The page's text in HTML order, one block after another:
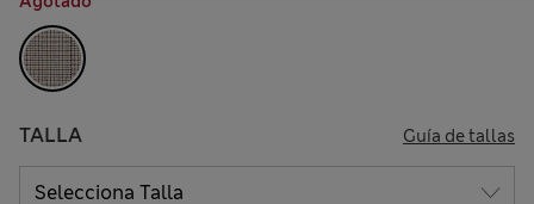
TALLA Guía de tallas